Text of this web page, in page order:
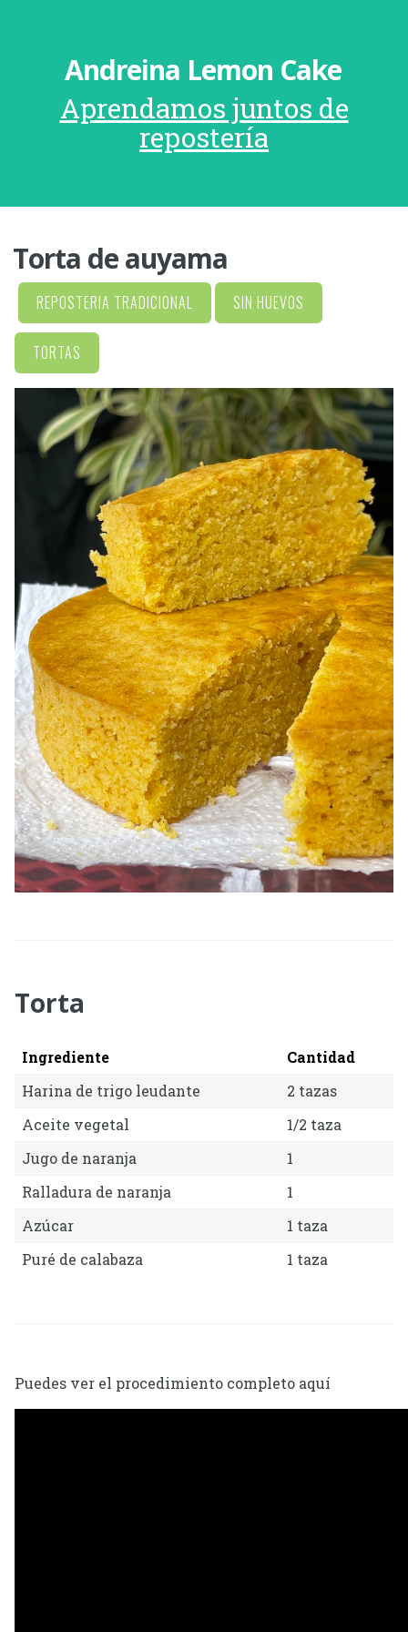
Andreina Lemon Cake
Aprendamos juntos de
repostería
Torta de auyama
REPOSTERIA TRADICIONAL SIN HUEVOS
TORTAS
Torta
Ingrediente
Cantidad
Harina de trigo leudante
2 tazas
Aceite vegetal
1/2 taza
Jugo de naranja
1
Ralladura de naranja
1
Azúcar
1 taza
Puré de calabaza
1 taza
Puedes ver el procedimiento completo aquí